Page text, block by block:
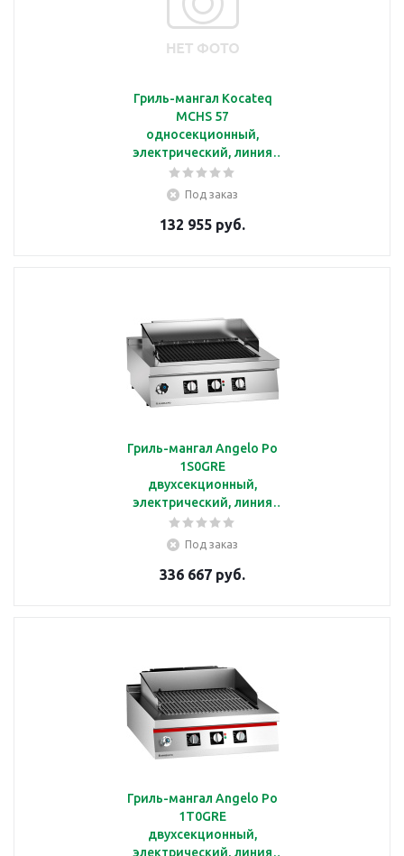
Гриль-мангал Kocateq
MCHS 57
односекционный,
электрический, линия
700
Под заказ
132 955 руб.
Гриль-мангал Angelo Po
1S0GRE
двухсекционный,
электрический, линия
ICON7000
Под заказ
336 667 руб.
Гриль-мангал Angelo Po
1T0GRE
двухсекционный,
электрический, линия